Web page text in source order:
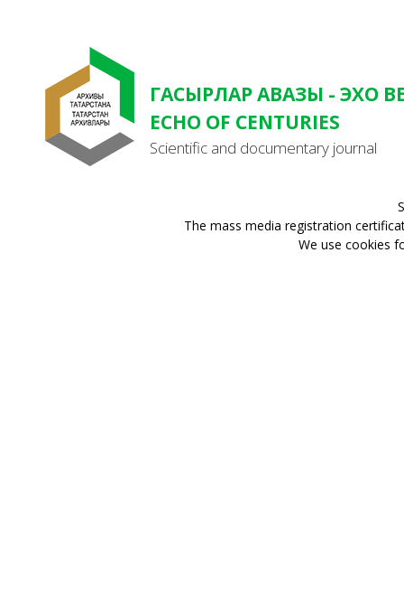
ГАСЫРЛАР АВАЗЫ - ЭХО
ECHO OF CENTURIES
Scientific and documentary journal
The mass media registration
We use cookies